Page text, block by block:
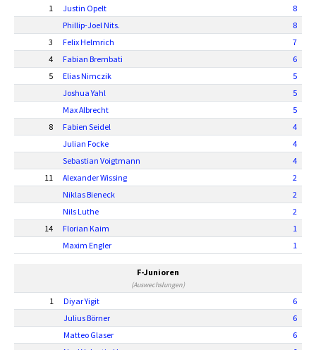
1 Justin Opelt
8
Phillip-Joel Nits.
8
3
Felix Helmrich
7
4
Fabian Brembati
6
5
Elias Nimczik
5
Joshua Yahl
5
Max Albrecht
5
8
Fabien Seidel
4
Julian Focke
4
Sebastian Voigtmann
4
11
Alexander Wissing
2
Niklas Bieneck
2
Nils Luthe
2
14
Florian Kaim
1
Maxim Engler
1
F-Junioren
(Auswechslungen)
1 Diyar Yigit
6
Julius Börner
6
Matteo Glaser
6